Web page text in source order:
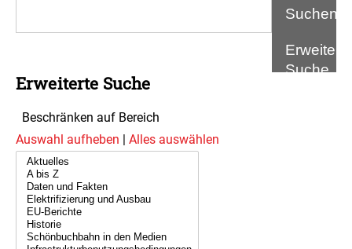
Suchen
Suche
Erweiterte Suche
Beschränken auf Bereich
Auswahl aufheben
Alles auswählen